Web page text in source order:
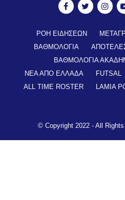
ΡΟΗ ΕΙΔΗΣΕΩΝ
ΒΑΘΜΟΛΟΓΙΑ
ΒΑΘΜΟΛΟΓΙΑ
ΝΕΑ ΑΠΟ ΕΛΛΑΔΑ
FUTSAL
ALL TIME ROSTER
LAMIA
© Copyright 2022 - All